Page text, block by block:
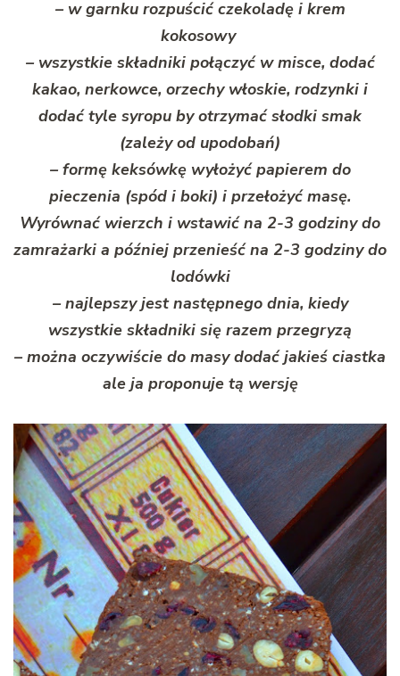
– w garnku rozpuścić czekoladę i krem
kokosowy
– wszystkie składniki połączyć w misce, dodać
kakao, nerkowce, orzechy włoskie, rodzynki i
dodać tyle syropu by otrzymać słodki smak
(zależy od upodobań)
– formę keksówkę wyłożyć papierem do
pieczenia (spód i boki) i przełożyć masę.
Wyrównać wierzch i wstawić na 2-3 godziny do
zamrażarki a później przenieść na 2-3 godziny do
lodówki
– najlepszy jest następnego dnia, kiedy
wszystkie składniki się razem przegryzą
– można oczywiście do masy dodać jakieś ciastka
ale ja proponuje tą wersję